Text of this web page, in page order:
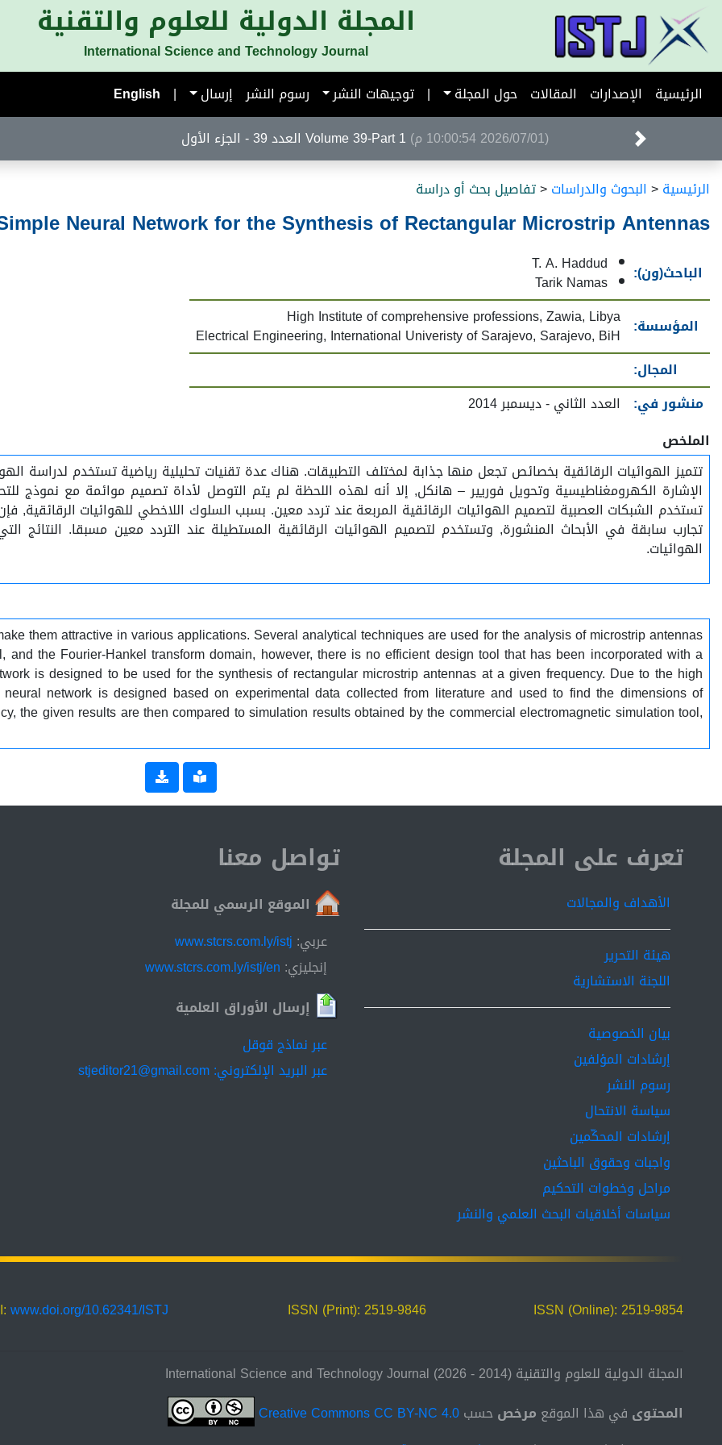
المجلة الدولية للعلوم والتقنية
International Science and Technology Journal
الرئيسية
الإصدارات المقالات حول المجلة | توجيهات النشر رسوم النشر إرسال |
English
(2026/07/01 10:00:54 م)
Volume 39-Part 1 العدد 39 - الجزء الأول
الرئيسية< البحوث والدراسات<تفاصيل بحث أو دراسة
Neural Network for the Synthesis of Rectangular Microstrip Antennas
الباحث(ون): T. A. Haddud
Tarik Namas
المؤسسة: High Institute of comprehensive professions, Zawia, Libya
Electrical Engineering, International Univeristy of Sarajevo, Sarajevo, BiH
المجال:
منشور في:
العدد الثاني - ديسمبر 2014
الملخص
تتميز الهوائيات الرقائقية بخصائص تجعل منها جذابة لمختلف التطبيقات. هناك عدة تقنيات تحليلية رياضية تستخدم لدراسة
الإشارة الكهرومغناطيسية وتحويل فوريير – هانكل, إلا أنه لهذه اللحظة لم يتم التوصل لأداة تصميم موائمة مع نموذج
تستخدم الشبكات العصبية لتصميم الهوائيات الرقائقية المربعة عند تردد معين. بسبب السلوك اللاخطي للهوائيات
تجارب سابقة في الأبحاث المنشورة, وتستخدم لتصميم الهوائيات الرقائقية المستطيلة عند التردد معين مسبقا. النتائج
الهوائيات.
them attractive in various applications. Several analytical techniques are used for the analysis of microstrip antennas
the Fourier-Hankel transform domain, however, there is no efficient design tool that has been incorporated with a
is designed to be used for the synthesis of rectangular microstrip antennas at a given frequency. Due to the high
network is designed based on experimental data collected from literature and used to find the dimensions of
the given results are then compared to simulation results obtained by the commercial electromagnetic simulation tool,
ISSN 2519-9854
تعرف على المجلة
الأهداف والمجالات
هيئة التحرير
اللجنة الاستشارية
بيان الخصوصية
إرشادات المؤلفين
رسوم النشر
سياسة الانتحال
إرشادات المحكّمين
واجبات وحقوق الباحثين
مراحل وخطوات التحكيم
سياسات أخلاقيات البحث العلمي والنشر
تواصل معنا
الموقع الرسمي للمجلة
عربي: www.stcrs.com.ly/istj
إنجليزي: www.stcrs.com.ly/istj/en
إرسال الأوراق العلمية
عبر نماذج قوقل
عبر البريد الإلكتروني: stjeditor21@gmail.com
ISSN (Online): 2519-9854
ISSN (Print): 2519-9846
www.doi.org/10.62341/ISTJ
المجلة الدولية للعلوم والتقنية (2014 - 2026) International Science and Technology Journal
المحتوى في هذا الموقع مرخصحسبCreative Commons CC BY-NC 4.0